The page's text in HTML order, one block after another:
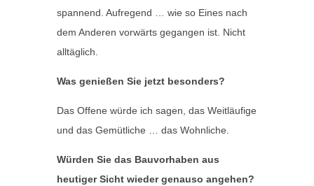
spannend. Aufregend … wie so Eines nach
dem Anderen vorwärts gegangen ist. Nicht
alltäglich.
Was genießen Sie jetzt besonders?
Das Offene würde ich sagen, das Weitläufige
und das Gemütliche … das Wohnliche.
Würden Sie das Bauvorhaben aus
heutiger Sicht wieder genauso angehen?